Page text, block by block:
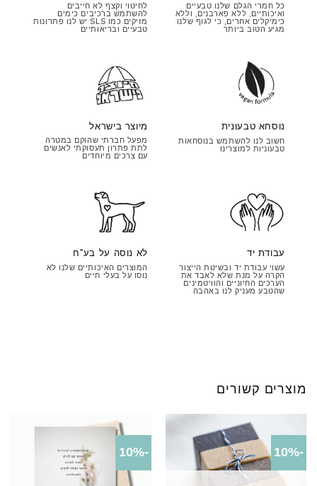
כל חמרי הגלם שלנו טבעיים
ואיכותיים, ללא פארבנים, וללא
כימיקלים אחרים, כי לגוף שלנו
מגיע הטוב ביותר
לחיטוי וקצף לא חייבים
להשתמש ברכיבים כימים
מזיקים כמו SLS יש לנו פתרונות
טבעיים ובריאותיים
נוסחא טבעונית
חשוב לנו להשתמש בנוסחאות
טבעוניות למוצרינו
מיוצר בישראל
מפעל חברתי שהוקם במטרה
לתת פתרון תעסוקתי לאנשים
עם צרכים מיוחדים
עבודת יד
עשוי עבודת יד ובשיטת הייצור
הקרה על מנת שלא לאבד את
הערכים החיוניים והוויטמינים
שהטבע מעניק לנו באהבה
לא נוסה על בע''ח
המוצרים האיכותיים שלנו לא
נוסו על בעלי חיים
מוצרים קשורים
-10%
-10%